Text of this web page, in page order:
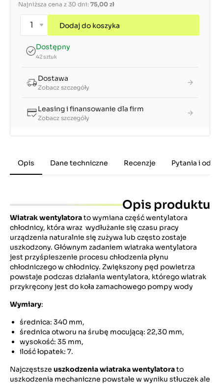
Najniższa cena z 30 dni: 75,00 zł
Dodaj do koszyka
Dostępny
42 sztuk
Dostawa
Zobacz szczegóły
Leasing i finansowanie dla firm
Zobacz szczegóły
Opis Dane techniczne Recenzje Pytania i
Opis produktu
Wiatrak wentylatorato wymiana część wentylatora
chłodnicy, która wraz wydłużanie się czasu pracy
urządzenia naturalnie się zużywa lub często zostaje
uszkodzony. Głównym zadaniem wiatraka wentylatora
jest przyśpieszenie procesu chłodzenia płynu
chłodniczego w chłodnicy. Zwiększony pęd powietrza
powstaje podczas działania wentylatora, którego wiatrak
przykręcony jest do koła zamachowego pompy wody
Wymiary:
średnica: 340 mm,
średnica otworu na śrubę mocującą: 22,30 mm,
wysokość: 35 mm,
ilość łopatek: 7.
Najczęstsze uszkodzenia wiatraka wentylatorato
uszkodzenia mechaniczne powstałe w wyniku stłuczek ale